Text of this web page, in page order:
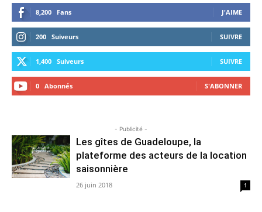
8,200 Fans J'AIME
200 Suiveurs SUIVRE
1,400 Suiveurs SUIVRE
0 Abonnés S'ABONNER
- Publicité -
Les gîtes de Guadeloupe, la
plateforme des acteurs de la location
saisonnière
26 juin 2018 1